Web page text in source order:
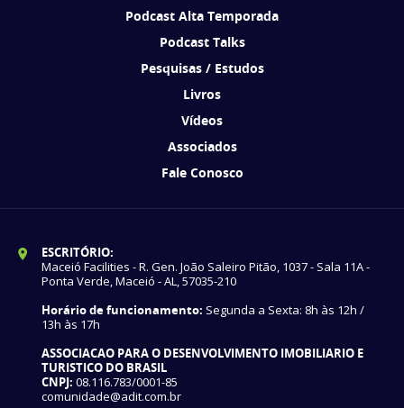
Podcast Alta Temporada
Podcast Talks
Pesquisas / Estudos
Livros
Vídeos
Associados
Fale Conosco
ESCRITÓRIO:
Maceió Facilities - R. Gen. João Saleiro Pitão, 1037 - Sala 11A -
Ponta Verde, Maceió - AL, 57035-210
Horário de funcionamento: Segunda a Sexta: 8h às 12h /
13h às 17h
ASSOCIACAO PARA O DESENVOLVIMENTO IMOBILIARIO E
TURISTICO DO BRASIL
CNPJ: 08.116.783/0001-85
comunidade@adit.com.br